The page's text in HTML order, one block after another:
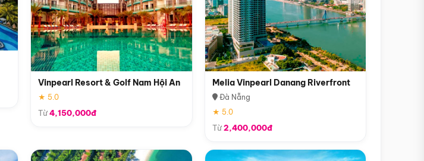
Vinpearl Resort & Golf Nam Hội An
★ 5.0
Từ4,150,000đ
Melia Vinpearl Danang Riverfront
Đà Nẵng
★ 5.0
Từ2,400,000đ